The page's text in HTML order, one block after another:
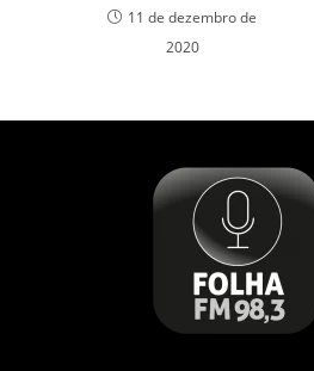
11 de dezembro de
2020